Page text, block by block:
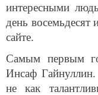
интересными
день восемьдесят
сайте.
Самым первым
Инсаф Гайнуллин.
не как